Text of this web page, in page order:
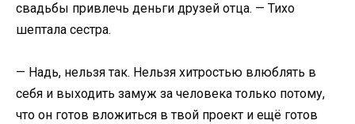
свадьбы привлечь деньги друзей отца. — Тихо
шептала сестра.​
​— Надь, нельзя так. Нельзя хитростью влюблять в
себя и выходить замуж за человека только потому,
что он готов вложиться в твой проект и ещё готов